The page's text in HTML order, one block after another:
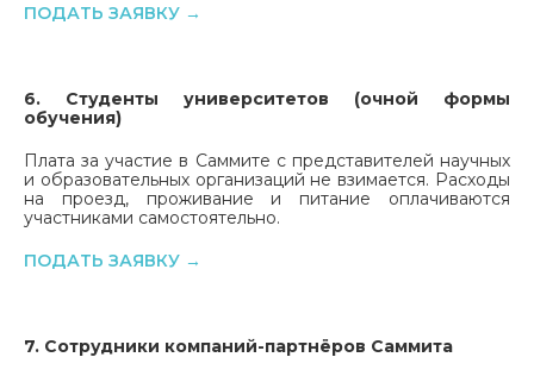
ПОДАТЬ ЗАЯВКУ →
6. Студенты университетов (очной формы
обучения)
Плата за участие в Саммите с представителей научных
и образовательных организаций не взимается. Расходы
на проезд, проживание и питание оплачиваются
участниками самостоятельно.
ПОДАТЬ ЗАЯВКУ →
7. Сотрудники компаний-партнёров Саммита